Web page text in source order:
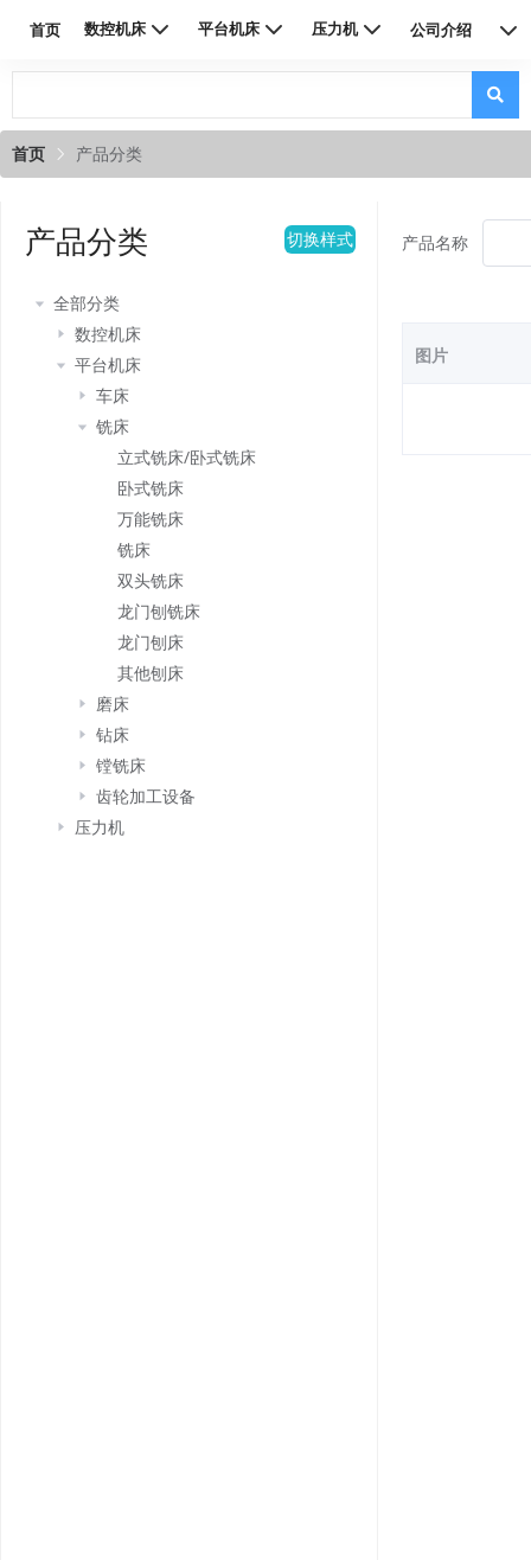
首页 数控机床 平台机床 压力机 公司介绍
首页 产品分类
产品分类 切换样式
全部分类
数控机床
平台机床
车床
铣床
立式铣床/卧式铣床
卧式铣床
万能铣床
铣床
双头铣床
龙门刨铣床
龙门刨床
其他刨床
磨床
钻床
镗铣床
齿轮加工设备
压力机
产品名称
图片